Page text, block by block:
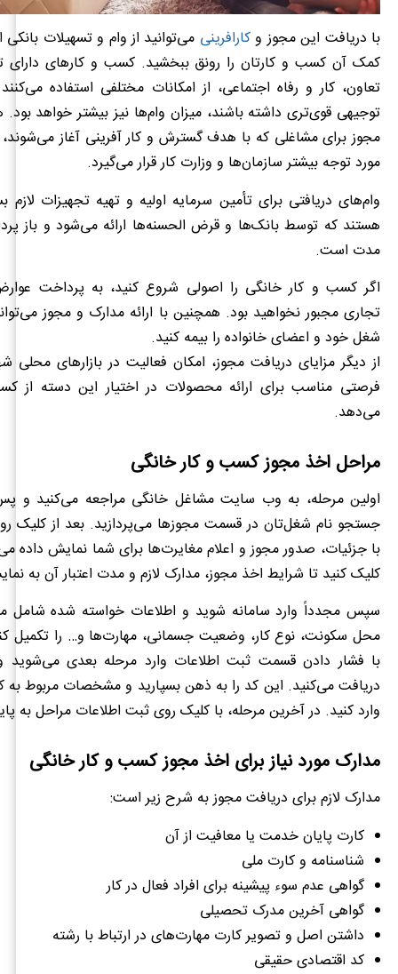
با دریافت این مجوز وکارافرینی می‌توانید از وام و تسهیلات بانکی
کمک آن کسب و کارتان را رونق ببخشید. کسب و کارهای دارای
تعاون، کار و رفاه اجتماعی، از امکانات مختلفی استفاده
توجیهی قوی‌تری داشته باشند، میزان وام‌ها نیز بیشتر خواهد
مجوز برای مشاغلی که با هدف گسترش و کار آفرینی آغاز
مورد توجه بیشتر سازمان‌ها و وزارت کار قرار می‌گیرد.
وام‌های دریافتی برای تأمین سرمایه اولیه و تهیه تجهیزات لازم
هستند که توسط بانک‌ها و قرض الحسنه‌ها ارائه می‌شود و باز
مدت است.
اگر کسب و کار خانگی را اصولی شروع کنید، به پرداخت
تجاری مجبور نخواهید بود. همچنین با ارائه مدارک و مجوز
شغل خود و اعضای خانواده را بیمه کنید.
از دیگر مزایای دریافت مجوز، امکان فعالیت در بازارهای
فرصتی مناسب برای ارائه محصولات در اختیار این دسته از
می‌دهد.
مراحل اخذ مجوز کسب و کار خانگی
اولین مرحله، به وب سایت مشاغل خانگی مراجعه می‌کنید و
جستجو نام شغل‌تان در قسمت مجوزها می‌پردازید. بعد از کلیک
با جزئیات، صدور مجوز و اعلام مغایرت‌ها برای شما نمایش داده
کلیک کنید تا شرایط اخذ مجوز، مدارک لازم و مدت اعتبار آن به
سپس مجدداً وارد سامانه شوید و اطلاعات خواسته شده
محل سکونت، نوع کار، وضعیت جسمانی، مهارت‌ها و… را تکمیل
با فشار دادن قسمت ثبت اطلاعات وارد مرحله بعدی می‌شوید
دریافت می‌کنید. این کد را به ذهن بسپارید و مشخصات مربوط به
وارد کنید. در آخرین مرحله، با کلیک روی ثبت اطلاعات مراحل به
مدارک مورد نیاز برای اخذ مجوز کسب و کار خانگی
مدارک لازم برای دریافت مجوز به شرح زیر است:
کارت پایان خدمت یا معافیت از آن
شناسنامه و کارت ملی
گواهی عدم سوء پیشینه برای افراد فعال در کار
گواهی آخرین مدرک تحصیلی
داشتن اصل و تصویر کارت مهارت‌های در ارتباط با رشته
کد اقتصادی حقیقی